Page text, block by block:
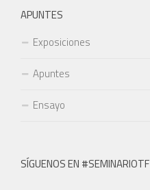
APUNTES
Exposiciones
Apuntes
Ensayo
SÍGUENOS EN #SEMINARIOTF